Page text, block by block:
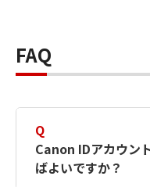
FAQ
Q
Canon IDアカウン
ばよいですか？